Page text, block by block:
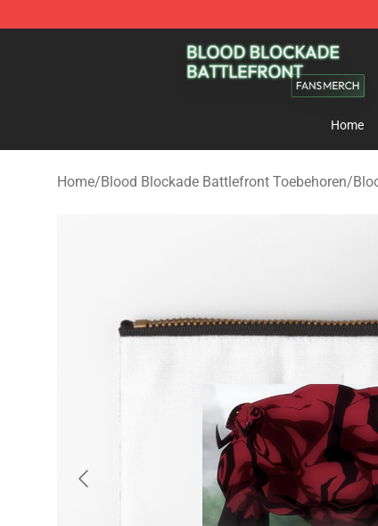
Blood Blockade Battlefront Shop - Official Blood
Home
Home/Blood Blockade Battlefront Toebehoren/